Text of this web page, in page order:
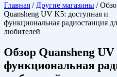
Главная / Другие магазины /
Quansheng UV K5: доступная и
функциональная радиостанция
любителей
Обзор Quansheng
функциональная